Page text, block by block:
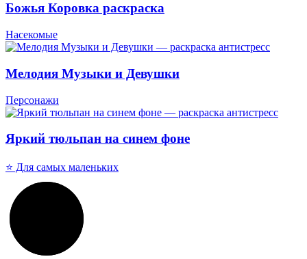
Божья Коровка раскраска
Насекомые
Мелодия Музыки и Девушки
Персонажи
Яркий тюльпан на синем фоне
⭐ Для самых маленьких